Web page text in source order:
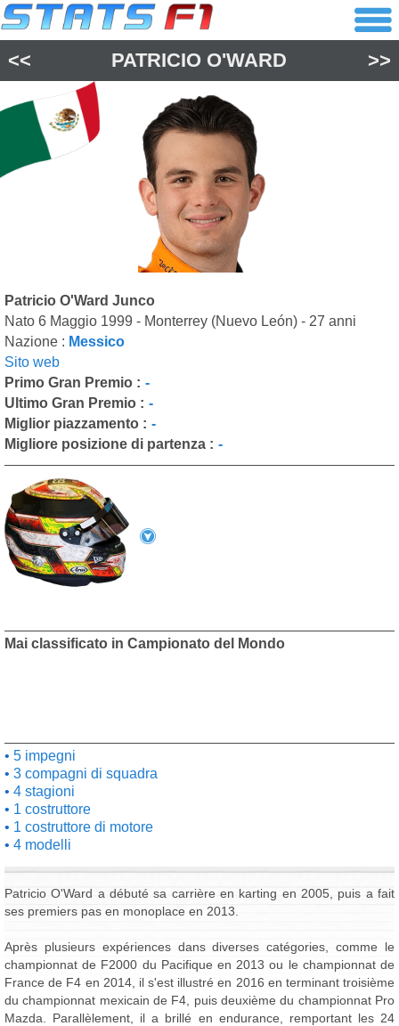
<< PATRICIO O'WARD >>
Patricio O'Ward Junco
Nato 6 Maggio 1999 - Monterrey (Nuevo León) - 27 anni
Nazione : Messico
Sito web
Primo Gran Premio : -
Ultimo Gran Premio : -
Miglior piazzamento : -
Migliore posizione di partenza : -
Mai classificato in Campionato del Mondo
5 impegni
3 compagni di squadra
4 stagioni
1 costruttore
1 costruttore di motore
4 modelli
Patricio O'Ward a débuté sa carrière en karting en 2005, puis a fait
ses premiers pas en monoplace en 2013.
Après plusieurs expériences dans diverses catégories, comme le
championnat de F2000 du Pacifique en 2013 ou le championnat de
France de F4 en 2014, il s'est illustré en 2016 en terminant troisième
du championnat mexicain de F4, puis deuxième du championnat Pro
Mazda. Parallèlement, il a brillé en endurance, remportant les 24